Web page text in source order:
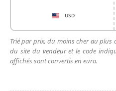
USD
Trié par prix, du moins cher au plus
du site du vendeur et le code
affichés sont convertis en euro.